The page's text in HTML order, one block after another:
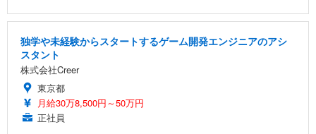
独学や未経験からスタートするゲーム開発エンジニアのアシ
スタント
株式会社Creer
東京都
月給30万8,500円～50万円
正社員